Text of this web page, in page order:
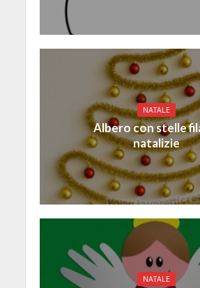
NATALE
Albero con stelle
natalizie
NATALE